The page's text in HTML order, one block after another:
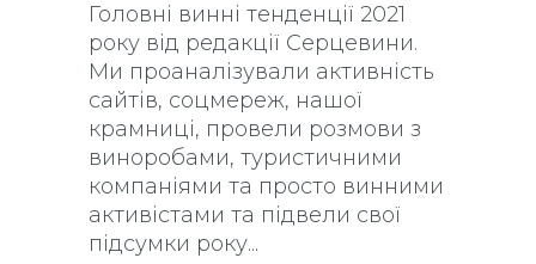
Головні винні тенденції 2021
року від редакції Серцевини.
Ми проаналізували активність
сайтів, соцмереж, нашої
крамниці, провели розмови з
виноробами, туристичними
компаніями та просто винними
активістами та підвели свої
підсумки року